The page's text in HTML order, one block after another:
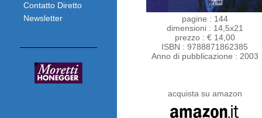
Contatto Diretto
Newsletter
pagine : 144
dimensioni : 14,5x21
prezzo : € 14,00
ISBN : 9788871862385
Anno di pubblicazione : 2003
acquista su amazon